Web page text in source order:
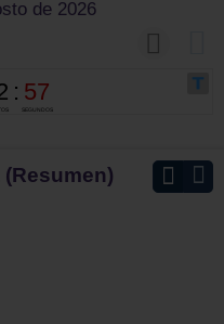
de 2026